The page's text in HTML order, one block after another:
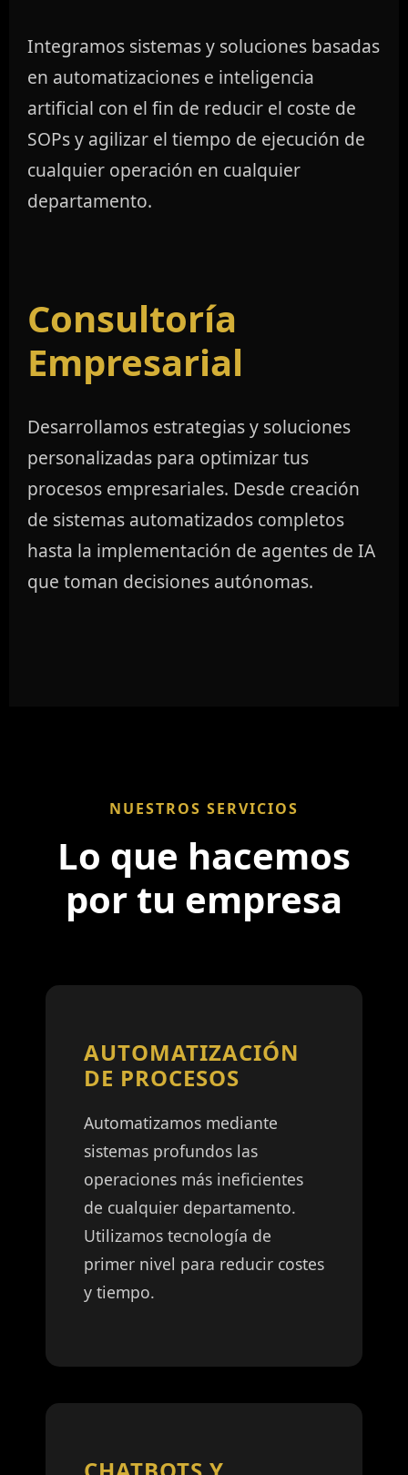
Integramos sistemas y soluciones basadas
en automatizaciones e inteligencia
artificial con el fin de reducir el coste de
SOPs y agilizar el tiempo de ejecución de
cualquier operación en cualquier
departamento.
Consultoría
Empresarial
Desarrollamos estrategias y soluciones
personalizadas para optimizar tus
procesos empresariales. Desde creación
de sistemas automatizados completos
hasta la implementación de agentes de IA
que toman decisiones autónomas.
NUESTROS SERVICIOS
Lo que hacemos
por tu empresa
AUTOMATIZACIÓN
DE PROCESOS
Automatizamos mediante
sistemas profundos las
operaciones más ineficientes
de cualquier departamento.
Utilizamos tecnología de
primer nivel para reducir costes
y tiempo.